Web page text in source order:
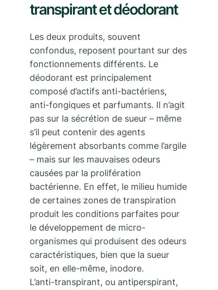
transpirant et déodorant
Les deux produits, souvent
confondus, reposent pourtant sur des
fonctionnements différents. Le
déodorant est principalement
composé d’actifs anti-bactériens,
anti-fongiques et parfumants. Il n’agit
pas sur la sécrétion de sueur – même
s’il peut contenir des agents
légèrement absorbants comme l’argile
– mais sur les mauvaises odeurs
causées par la prolifération
bactérienne. En effet, le milieu humide
de certaines zones de transpiration
produit les conditions parfaites pour
le développement de micro-
organismes qui produisent des odeurs
caractéristiques, bien que la sueur
soit, en elle-même, inodore.
L’anti-transpirant, ou antiperspirant,